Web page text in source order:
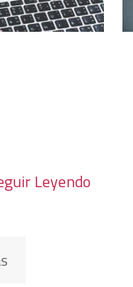
Leyendo